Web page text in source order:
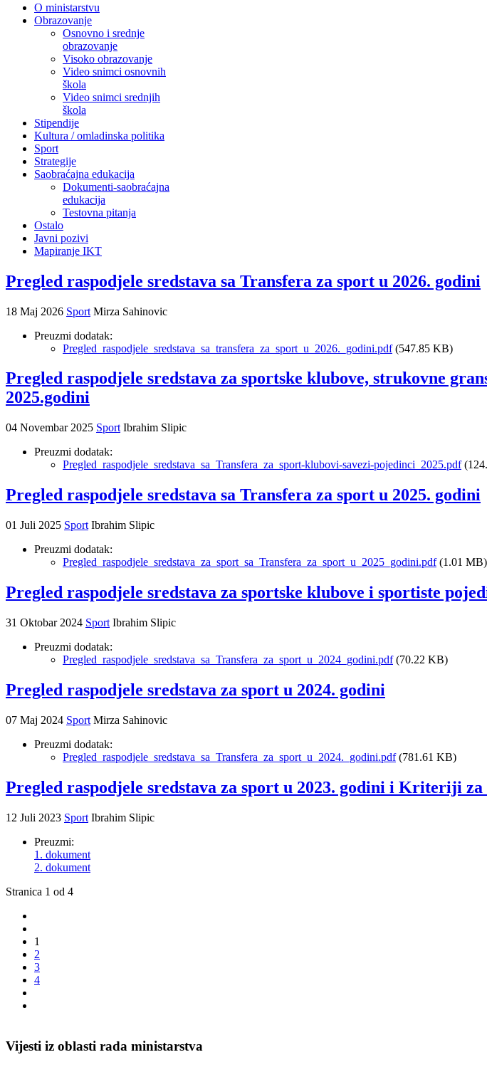
O ministarstvu
Obrazovanje
Osnovno i srednje
obrazovanje
Visoko obrazovanje
Video snimci osnovnih
škola
Video snimci srednjih
škola
Stipendije
Kultura / omladinska politika
Sport
Strategije
Saobraćajna edukacija
Dokumenti-saobraćajna
edukacija
Testovna pitanja
Ostalo
Javni pozivi
Mapiranje IKT
Pregled raspodjele sredstava sa Transfera za sport u 2026. godini
18 Maj 2026 Sport Mirza Sahinovic
Preuzmi dodatak:
Pregled_raspodjele_sredstava_sa_transfera_za_sport_u_2026._godini.pdf(547.85 KB)
Pregled raspodjele sredstava za sportske klubove, strukovne
2025.godini
04 Novembar 2025 Sport Ibrahim Slipic
Preuzmi dodatak:
Pregled_raspodjele_sredstava_sa_Transfera_za_sport-klubovi-savezi-pojedinci_2025.pdf
Pregled raspodjele sredstava sa Transfera za sport u 2025. godini
01 Juli 2025 Sport Ibrahim Slipic
Preuzmi dodatak:
Pregled_raspodjele_sredstava_za_sport_sa_Transfera_za_sport_u_2025_godini.pdf(1.01 MB)
Pregled raspodjele sredstava za sportske klubove i sportiste
31 Oktobar 2024 Sport Ibrahim Slipic
Preuzmi dodatak:
Pregled_raspodjele_sredstava_sa_Transfera_za_sport_u_2024_godini.pdf(70.22 KB)
Pregled raspodjele sredstava za sport u 2024. godini
07 Maj 2024 Sport Mirza Sahinovic
Preuzmi dodatak:
Pregled_raspodjele_sredstava_sa_Transfera_za_sport_u_2024._godini.pdf(781.61 KB)
Pregled raspodjele sredstava za sport u 2023. godini i Kriteriji
12 Juli 2023 Sport Ibrahim Slipic
Preuzmi:
1. dokument
2. dokument
Stranica 1 od 4
1
2
3
4
Vijesti iz oblasti rada ministarstva